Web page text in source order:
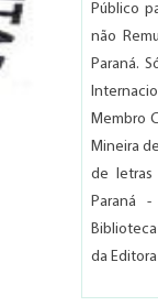
Público
não
Paraná.
Membro
Mineira
de letras
Paraná -
da Editora